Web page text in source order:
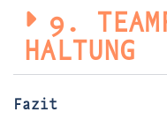
9.
HALTUNG
Fazit